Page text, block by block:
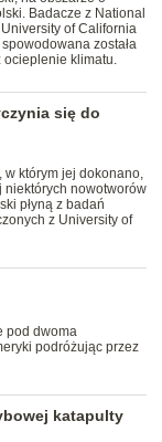
Badacze z National
of California
została
ocieplenie klimatu.
się do
w którym jej dokonano,
niektórych nowotworów
płyną z badań
z University of
pod dwoma
podróżując przez
katapulty